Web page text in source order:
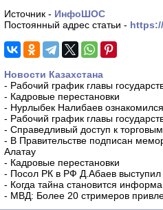
Источник - ИнфоШОС
Постоянный адрес статьи -
Новости Казахстана
- Рабочий график главы
- Кадровые перестановки
- Нурлыбек Налибаев
- Рабочий график главы
- Справедливый доступ к
- В Правительстве подписан
Алатау
- Кадровые перестановки
- Посол РК в РФ Д.Абаев
- Когда тайна становится
- МВД: Более 20 стримеров